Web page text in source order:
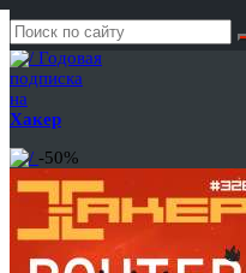
Годовая
подписка
на
Хакер
-50%